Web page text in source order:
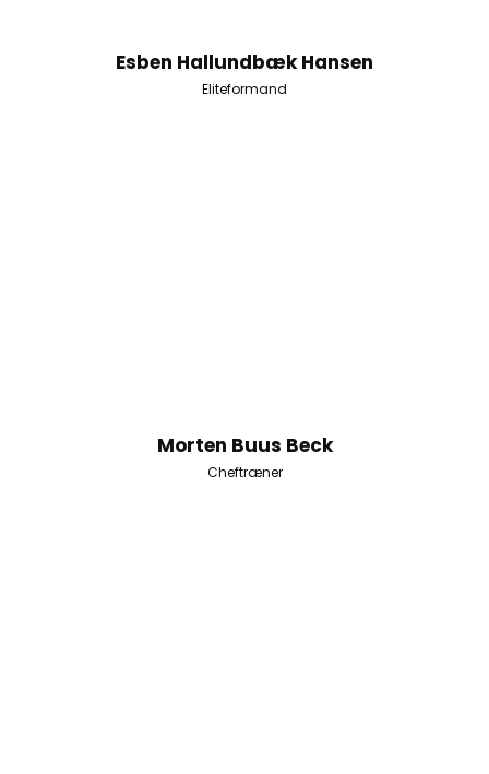
Esben Hallundbæk Hansen
Eliteformand​
Morten Buus Beck
Cheftræner